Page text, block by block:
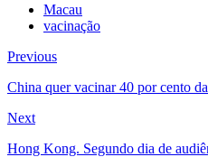
Macau
vacinação
Previous
China quer vacinar 40 por cento
Next
Hong Kong. Segundo dia de